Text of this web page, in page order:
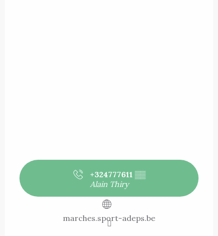
+324777611 ▒▒
Alain Thiry
marches.sport-adeps.be